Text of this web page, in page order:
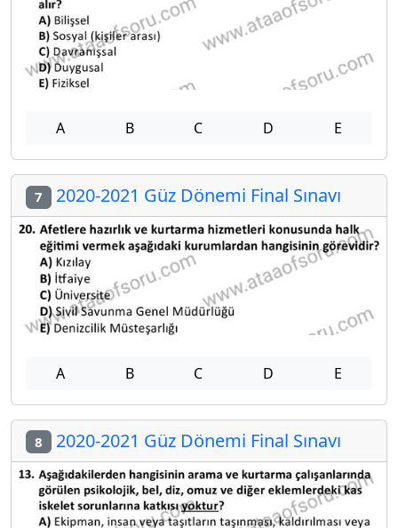
A B C D E
7 2020-2021 Güz Dönemi Final Sınavı
A B C D E
8 2020-2021 Güz Dönemi Final Sınavı